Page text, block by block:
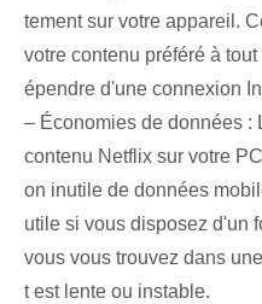
tement sur votre appareil.
votre contenu préféré à
épendre d'une connexion
– ‌Économies de données :
contenu Netflix sur votre
on inutile de données
utile si vous disposez d'un
vous vous trouvez dans
t est lente ou instable.